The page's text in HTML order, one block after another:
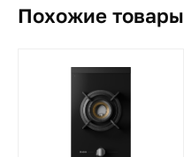
Похожие товары